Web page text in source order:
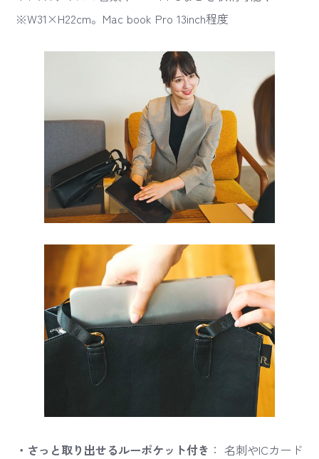
※W31×H22cm。Mac book Pro 13inch程度
・さっと取り出せるルーポケット付き ： 名刺やICカード